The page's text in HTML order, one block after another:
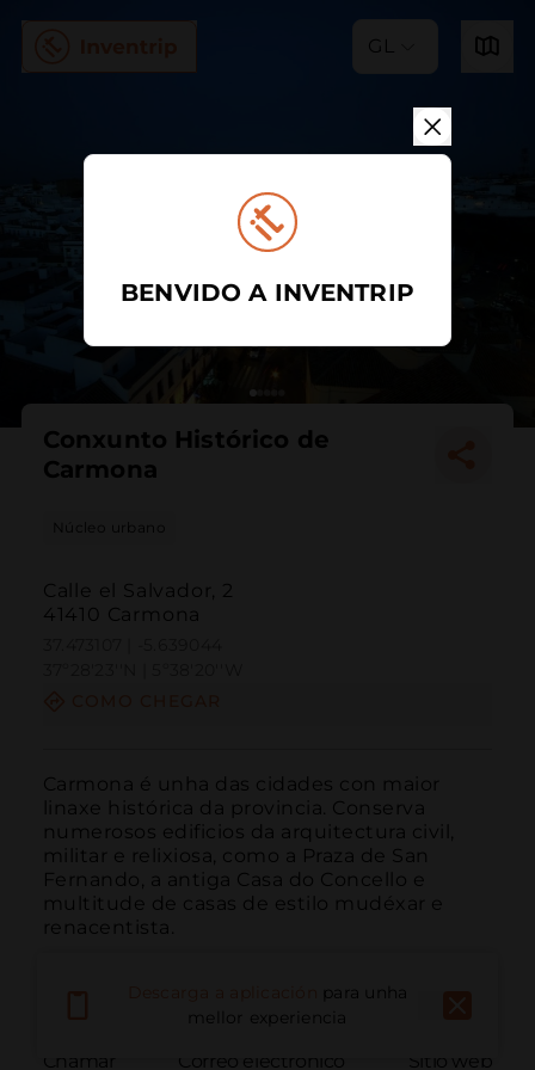
GL
Conxunto Histórico de
Carmona
Núcleo urbano
Calle el Salvador, 2
41410 Carmona
Carmona é unha das cidades con maior
linaxe histórica da provincia. Conserva
numerosos edificios da arquitectura civil,
militar e relixiosa, como a Praza de San
Fernando, a antiga Casa do Concello e
multitude de casas de estilo mudéxar e
renacentista.
Chamar Correo electrónico Sitio web
para unha
mellor experiencia
BENVIDO A INVENTRIP